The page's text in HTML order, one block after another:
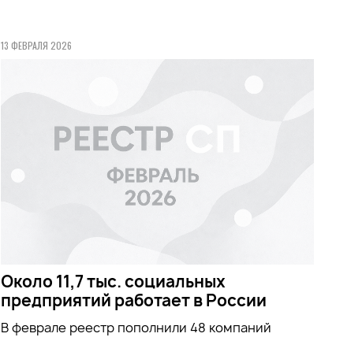
13 ФЕВРАЛЯ 2026
Около 11,7 тыс. социальных
предприятий работает в России
В феврале реестр пополнили 48 компаний